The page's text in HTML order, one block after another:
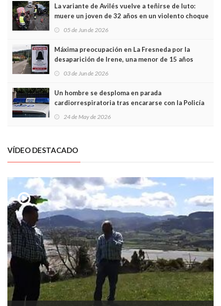
La variante de Avilés vuelve a teñirse de luto:
muere un joven de 32 años en un violento choque
frontal
05 de Jun de 2026
Máxima preocupación en La Fresneda por la
desaparición de Irene, una menor de 15 años
03 de Jun de 2026
Un hombre se desploma en parada
cardiorrespiratoria tras encararse con la Policía
Local en Luanco
24 de May de 2026
VÍDEO DESTACADO